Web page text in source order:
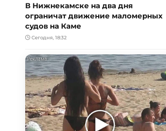
В Нижнекамске на два дня
ограничат движение маломерных
судов на Каме
Сегодня, 18:32